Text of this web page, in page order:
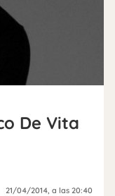
De Vita
21/04/2014 , a las 20:40